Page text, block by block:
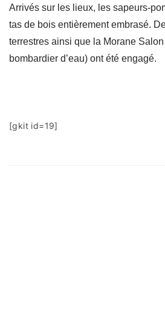
Arrivés sur les lieux, les sapeurs-
tas de bois entièrement embrasé.
terrestres ainsi que la Morane
bombardier d’eau) ont été engagé.
[gkit id=19]